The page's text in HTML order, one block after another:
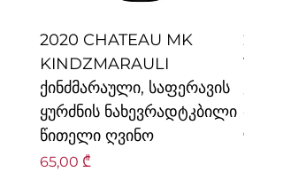
2020 CHATEAU MK
KINDZMARAULI
ქინძმარაული, საფერავის
ყურძნის ნახევრადტკბილი
წითელი ღვინო
Price
65,00 ₾
2020
Price
75,00